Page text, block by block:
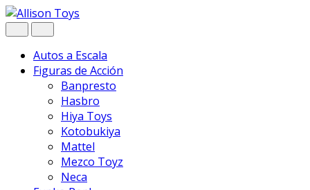
Navegar
Ir
al
Autos a Escala
Figuras de Acción
Banpresto
Hasbro
Hiya Toys
Kotobukiya
Mattel
Mezco Toyz
Neca